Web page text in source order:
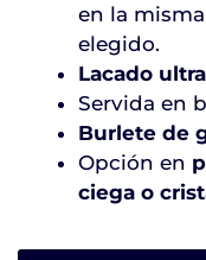
en la
elegido.
Lacado
Servida en
Burlete de
Opción en
ciega o